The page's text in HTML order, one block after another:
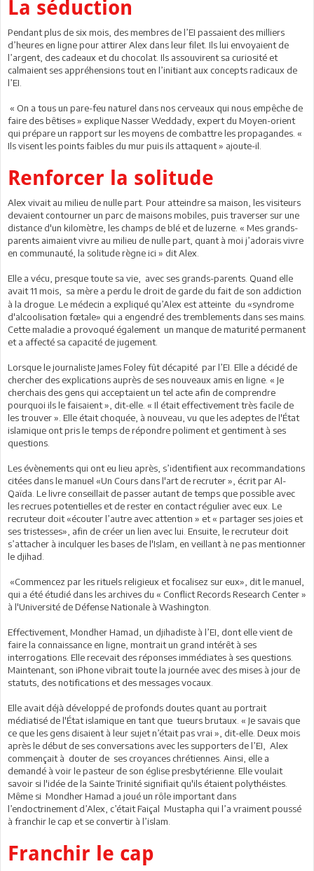
La séduction
Pendant plus de six mois, des membres de l’EI passaient des milliers
d’heures en ligne pour attirer Alex dans leur filet. Ils lui envoyaient de
l’argent, des cadeaux et du chocolat. Ils assouvirent sa curiosité et
calmaient ses appréhensions tout en l’initiant aux concepts radicaux de
l’EI.
« On a tous un pare-feu naturel dans nos cerveaux qui nous empêche de
faire des bêtises » explique Nasser Weddady, expert du Moyen-orient
qui prépare un rapport sur les moyens de combattre les propagandes. «
Ils visent les points faibles du mur puis ils attaquent » ajoute-il.
Renforcer la solitude
Alex vivait au milieu de nulle part. Pour atteindre sa maison, les visiteurs
devaient contourner un parc de maisons mobiles, puis traverser sur une
distance d'un kilomètre, les champs de blé et de luzerne. « Mes grands-
parents aimaient vivre au milieu de nulle part, quant à moi j’adorais vivre
en communauté, la solitude règne ici » dit Alex.
Elle a vécu, presque toute sa vie, avec ses grands-parents. Quand elle
avait 11 mois, sa mère a perdu le droit de garde du fait de son addiction
à la drogue. Le médecin a expliqué qu’Alex est atteinte du «syndrome
d'alcoolisation fœtale» qui a engendré des tremblements dans ses mains.
Cette maladie a provoqué également un manque de maturité permanent
et a affecté sa capacité de jugement.
Lorsque le journaliste James Foley fût décapité par l’EI. Elle a décidé de
chercher des explications auprès de ses nouveaux amis en ligne. « Je
cherchais des gens qui acceptaient un tel acte afin de comprendre
pourquoi ils le faisaient », dit-elle. « Il était effectivement très facile de
les trouver ». Elle était choquée, à nouveau, vu que les adeptes de l'État
islamique ont pris le temps de répondre poliment et gentiment à ses
questions.
Les évènements qui ont eu lieu après, s’identifient aux recommandations
citées dans le manuel «Un Cours dans l'art de recruter », écrit par Al-
Qaïda. Le livre conseillait de passer autant de temps que possible avec
les recrues potentielles et de rester en contact régulier avec eux. Le
recruteur doit «écouter l’autre avec attention » et « partager ses joies et
ses tristesses», afin de créer un lien avec lui. Ensuite, le recruteur doit
s’attacher à inculquer les bases de l'Islam, en veillant à ne pas mentionner
le djihad.
«Commencez par les rituels religieux et focalisez sur eux», dit le manuel,
qui a été étudié dans les archives du « Conflict Records Research Center »
à l'Université de Défense Nationale à Washington.
Effectivement, Mondher Hamad, un djihadiste à l’EI, dont elle vient de
faire la connaissance en ligne, montrait un grand intérêt à ses
interrogations. Elle recevait des réponses immédiates à ses questions.
Maintenant, son iPhone vibrait toute la journée avec des mises à jour de
statuts, des notifications et des messages vocaux.
Elle avait déjà développé de profonds doutes quant au portrait
médiatisé de l'État islamique en tant que tueurs brutaux. « Je savais que
ce que les gens disaient à leur sujet n’était pas vrai », dit-elle. Deux mois
après le début de ses conversations avec les supporters de l’EI, Alex
commençait à douter de ses croyances chrétiennes. Ainsi, elle a
demandé à voir le pasteur de son église presbytérienne. Elle voulait
savoir si l'idée de la Sainte Trinité signifiait qu'ils étaient polythéistes.
Même si Mondher Hamad a joué un rôle important dans
l’endoctrinement d’Alex, c’était Faiçal Mustapha qui l’a vraiment poussé
à franchir le cap et se convertir à l’islam.
Franchir le cap